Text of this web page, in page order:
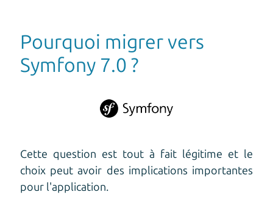
Pourquoi migrer vers
Symfony 7.0 ?
Cette question est tout à fait légitime et le
choix peut avoir des implications importantes
pour l'application.